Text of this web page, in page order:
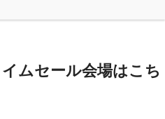
ムセール会場はこち